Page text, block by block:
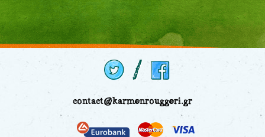
contact@karmenrouggeri.gr